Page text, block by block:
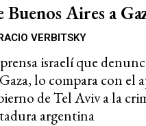
Buenos Aires a
VERBITSKY
israelí que
lo compara con el
de Tel Aviv a la
argentina